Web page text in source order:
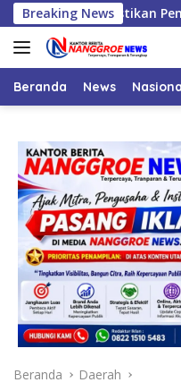
Langsung
ke
konten
Breaking News
Pastikan Pemulihan
Beranda News
Beranda Daerah